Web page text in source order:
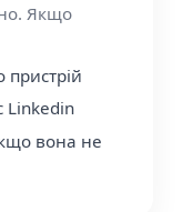
Якщо
пристрій
Linkedin
вона не